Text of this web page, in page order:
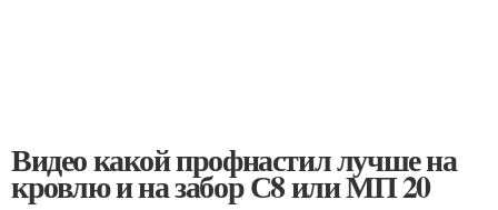
Видео какой профнастил лучше на
кровлю и на забор С8 или МП 20